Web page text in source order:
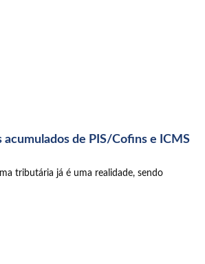
de PIS/Cofins e ICMS
tributária já é uma realidade, sendo